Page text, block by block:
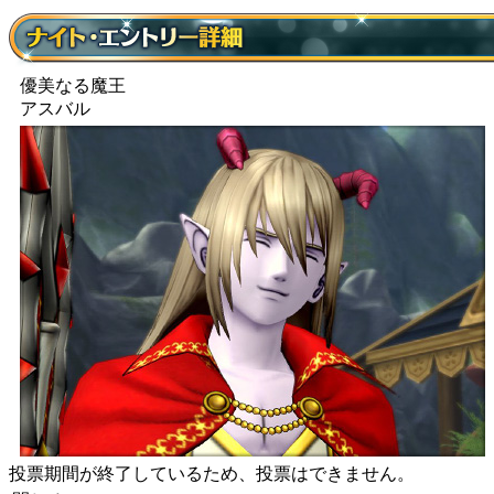
優美なる魔王
アスバル
投票期間が終了しているため、投票はできません。